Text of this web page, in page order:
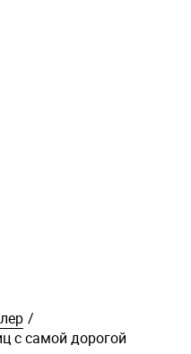
/
с самой дорогой